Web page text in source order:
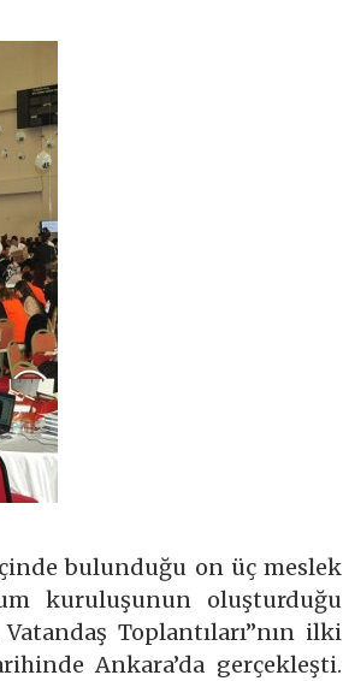
bulunduğu on üç meslek
kuruluşunun oluşturduğu
Toplantıları”nın ilki
Ankara’da gerçekleşti.